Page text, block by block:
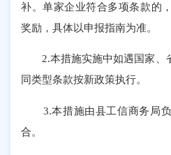
补。单家企业符合多项条款的
奖励，具体以申报指南为准。
2.本措施实施中如遇国家、
同类型条款按新政策执行。
3.本措施由县工信商务局负
合。